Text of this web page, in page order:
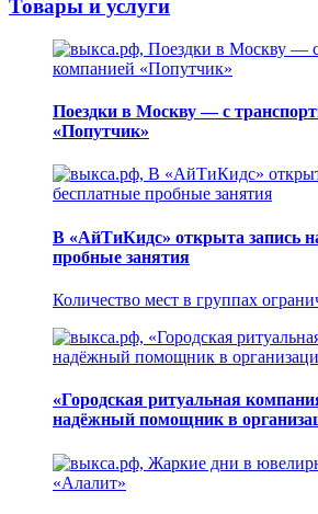
Товары и услуги
Поездки в Москву — с
«Попутчик»
В «АйТиКидс» открыта запись
пробные занятия
Количество мест в группах
«Городская ритуальная
надёжный помощник в